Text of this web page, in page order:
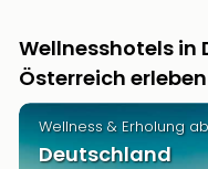
Wellnesshotels in
Österreich erleben
Wellness & Erholung
Deutschland